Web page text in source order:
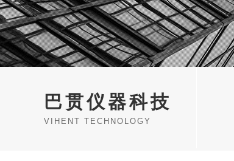
巴贯仪器科技
VIHENT TECHNOLOGY